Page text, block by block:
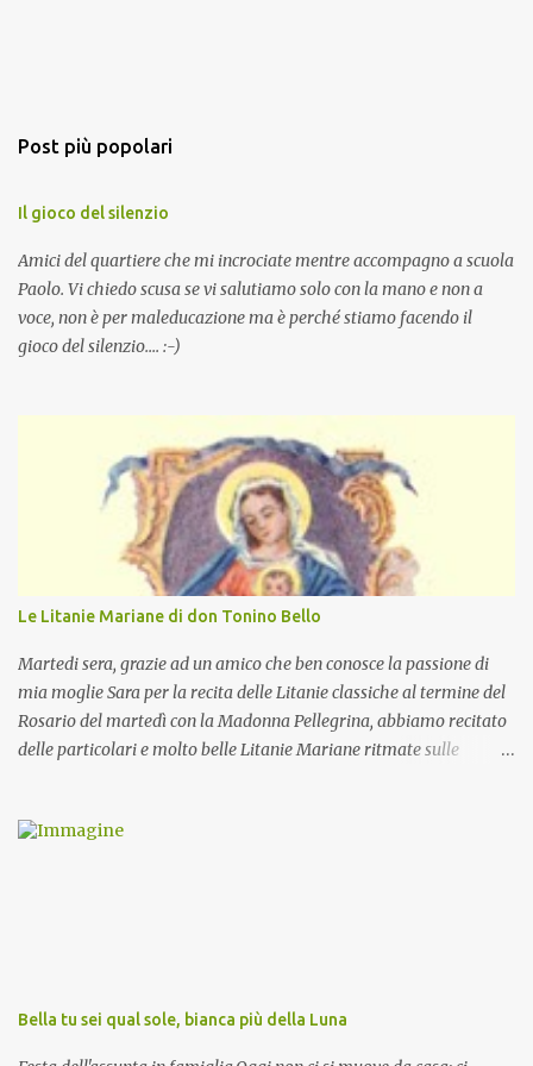
Post più popolari
Il gioco del silenzio
Amici del quartiere che mi incrociate mentre accompagno a scuola
Paolo. Vi chiedo scusa se vi salutiamo solo con la mano e non a
voce, non è per maleducazione ma è perché stiamo facendo il
gioco del silenzio.... :-)
Le Litanie Mariane di don Tonino Bello
Martedi sera, grazie ad un amico che ben conosce la passione di
mia moglie Sara per la recita delle Litanie classiche al termine del
Rosario del martedì con la Madonna Pellegrina, abbiamo recitato
delle particolari e molto belle Litanie Mariane ritmate sulle
preghiera.
Bella tu sei qual sole, bianca più della Luna